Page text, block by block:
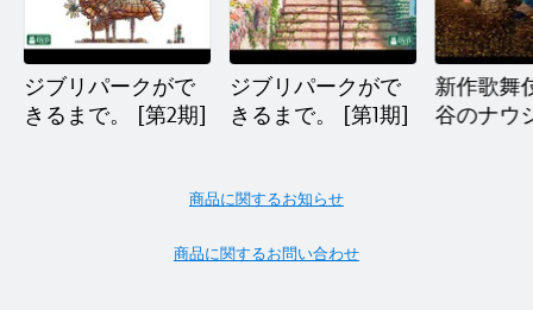
ジブリパークがで
きるまで。 [第2期]
ジブリパークがで
きるまで。 [第1期]
新作歌舞
谷のナウ
商品に関するお知らせ
商品に関するお問い合わせ